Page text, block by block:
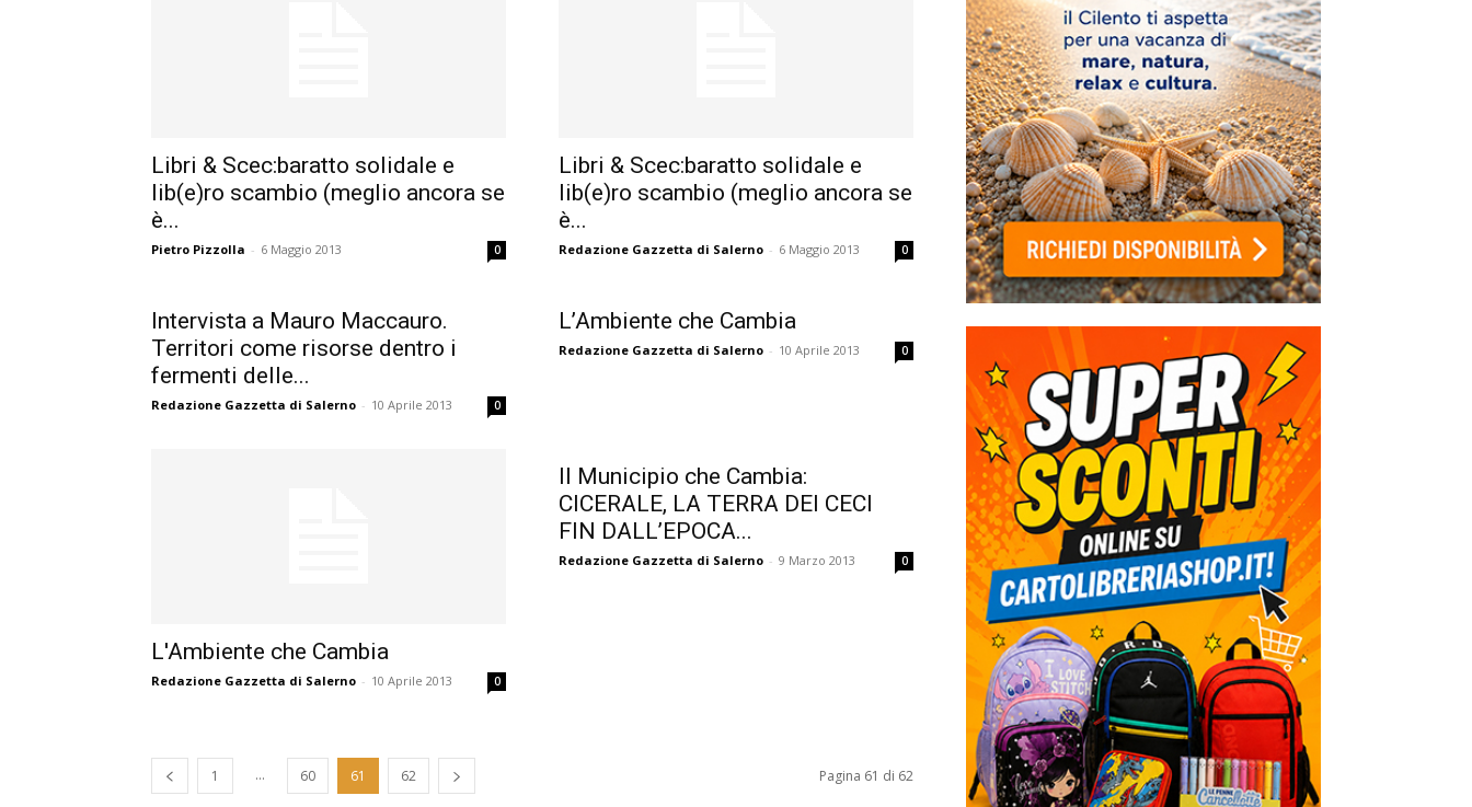
Libri & Scec:baratto solidale e
lib(e)ro scambio (meglio ancora se
è...
Pietro Pizzolla - 6 Maggio 2013 0
Libri & Scec:baratto solidale e
lib(e)ro scambio (meglio ancora se
è...
Redazione Gazzetta di Salerno - 6 Maggio 2013 0
Intervista a Mauro Maccauro.
Territori come risorse dentro i
fermenti delle...
Redazione Gazzetta di Salerno - 10 Aprile 2013 0
L’Ambiente che Cambia
Redazione Gazzetta di Salerno - 10 Aprile 2013 0
L'Ambiente che Cambia
Redazione Gazzetta di Salerno - 10 Aprile 2013 0
Il Municipio che Cambia:
CICERALE, LA TERRA DEI CECI
FIN DALL’EPOCA...
Redazione Gazzetta di Salerno - 9 Marzo 2013 0
1 ... 60 61 62 Pagina 61 di 62